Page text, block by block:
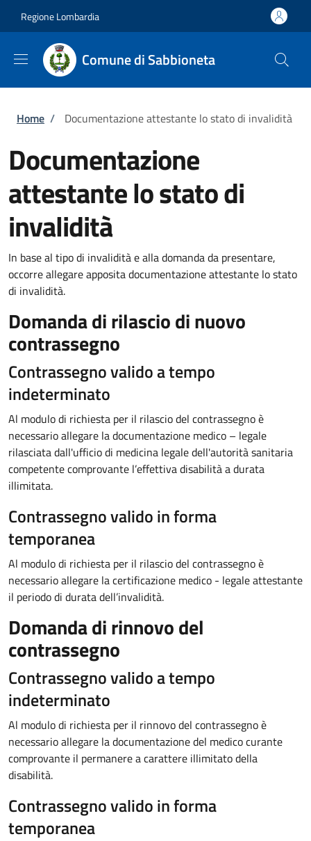
Regione Lombardia
Comune di Sabbioneta
Briciole di pane
Home / Documentazione attestante lo stato di invalidità
Documentazione
attestante lo stato di
invalidità
In base al tipo di invalidità e alla domanda da presentare,
occorre allegare apposita documentazione attestante lo stato
di invalidità.
Domanda di rilascio di nuovo
contrassegno
Contrassegno valido a tempo
indeterminato
Al modulo di richiesta per il rilascio del contrassegno è
necessario allegare la documentazione medico – legale
rilasciata dall'ufficio di medicina legale dell'autorità sanitaria
competente comprovante l’effettiva disabilità a durata
illimitata.
Contrassegno valido in forma
temporanea
Al modulo di richiesta per il rilascio del contrassegno è
necessario allegare la certificazione medico - legale attestante
il periodo di durata dell’invalidità.
Domanda di rinnovo del
contrassegno
Contrassegno valido a tempo
indeterminato
Al modulo di richiesta per il rinnovo del contrassegno è
necessario allegare la documentazione del medico curante
comprovante il permanere a carattere illimitato della
disabilità.
Contrassegno valido in forma
temporanea